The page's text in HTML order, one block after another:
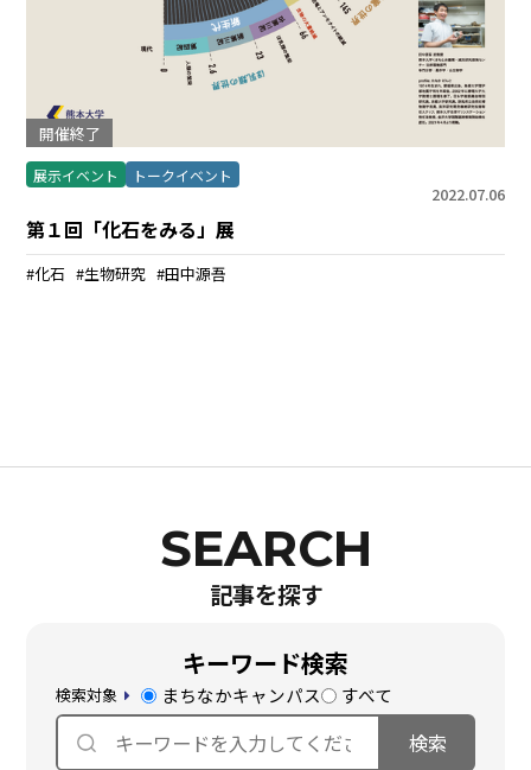
開催終了
展示イベント トークイベント
2022.07.06
第１回「化石をみる」展
化石 生物研究 田中源吾
記事を探す
キーワード検索
検索対象 まちなかキャンパス すべて